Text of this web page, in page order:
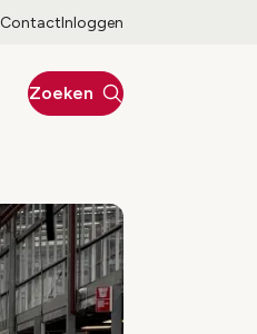
ContactInloggen
Zoeken